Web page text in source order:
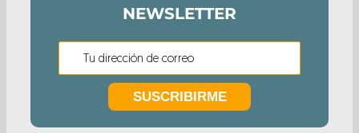
NEWSLETTER